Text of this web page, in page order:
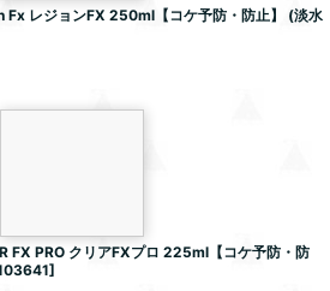
Fx レジョンFX 250ml【コケ予防・防止】 (淡水
FX PRO クリアFXプロ 225ml【コケ予防・防
]